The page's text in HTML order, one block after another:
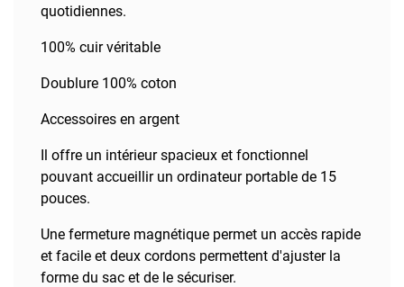
quotidiennes.
100% cuir véritable
Doublure 100% coton
Accessoires en argent
Il offre un intérieur spacieux et fonctionnel
pouvant accueillir un ordinateur portable de 15
pouces.
Une fermeture magnétique permet un accès rapide
et facile et deux cordons permettent d'ajuster la
forme du sac et de le sécuriser.